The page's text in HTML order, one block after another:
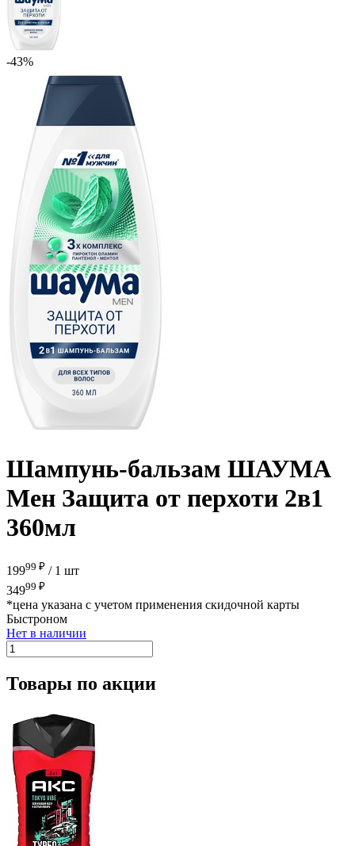
-43%
Шампунь-бальзам ШАУМА
Мен Защита от перхоти 2в1
360мл
19999 ₽ / 1 шт
34999 ₽
*цена указана с учетом применения скидочной карты
Быстроном
Нет в наличии
Товары по акции